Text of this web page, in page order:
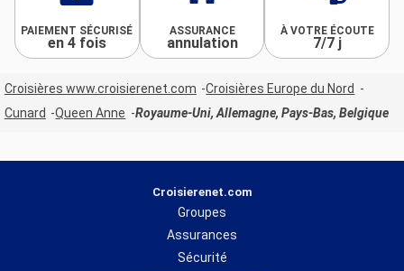
PAIEMENT SÉCURISÉ
en 4 fois
ASSURANCE
annulation
À VOTRE ÉCOUTE
7/7 j
Croisières www.croisierenet.com
Croisières Europe du Nord
Cunard
Queen Anne Royaume-Uni, Allemagne, Pays-Bas, Belgique
Croisierenet.com
Groupes
Assurances
Sécurité